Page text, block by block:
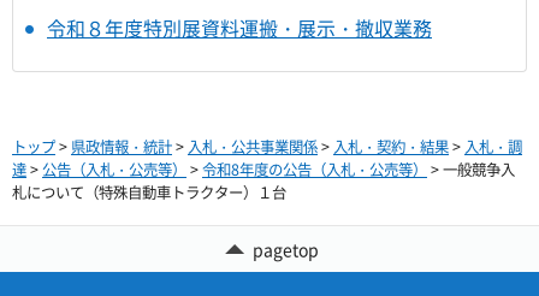
令和８年度特別展資料運搬・展示・撤収業務
トップ> 県政情報・統計> 入札・公共事業関係> 入札・契約・結果> 入札・調
達>公告（入札・公売等） >令和8年度の公告（入札・公売等）
> 一般競争入
札について（特殊自動車トラクター）１台
pagetop